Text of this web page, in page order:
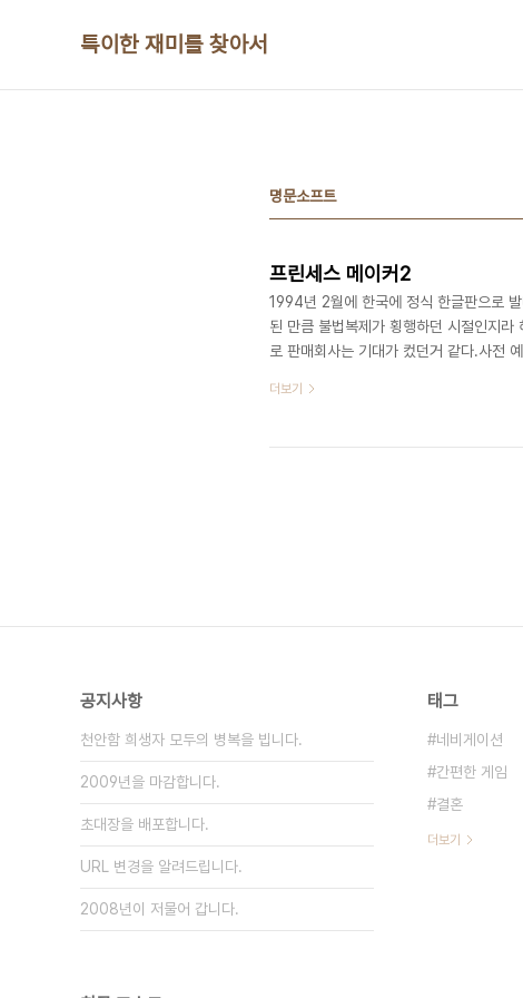
특이한 재미를 찾아서
명문소프트
프린세스 메이커2
1994년 2월에 한국에 정식 한글판으로
된 만큼 불법복제가 횡행하던 시절인지
로 판매회사는 기대가 컸던거 같다.사전
럼 특전으로 뭐라도 줘야 된다는 생각은
을거 같다는 생각을 해봅니다.프린세스
더보기
공지사항
천안함 희생자 모두의 병복을 빕니다.
2009년을 마감합니다.
초대장을 배포합니다.
URL 변경을 알려드립니다.
2008년이 저물어 갑니다.
태그
네비게이션
간편한 게임
결혼
더보기